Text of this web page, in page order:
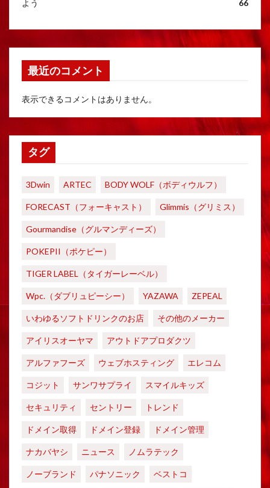
よう
66
最近のコメント
表示できるコメントはありません。
タグ
3Dwin ARTEC BODY WOLF（ボディウルフ）
FORECAST（フォーキャスト） Glimmis（グリミス）
Gourmandise（グルマンディーズ）
POKEPII（ポケピー）
TIGER LABEL（タイガーレーベル）
Wpc.（ダブリュピーシー） YAZAWA ZEPEAL
いわゆるソフトドリンクのお店 その他のメーカー
アイリスオーヤマ アウトドアプロダクツ
アルファフーズ ウェブホスティング エレコム
コジット サンワサプライ スマイルキッズ
セキュリティ セントリー トレンド
ドメイン取得 ドメイン登録 ドメイン管理
ナカバヤシ ニュース ノムラテック
ノーブランド パナソニック ベストコ